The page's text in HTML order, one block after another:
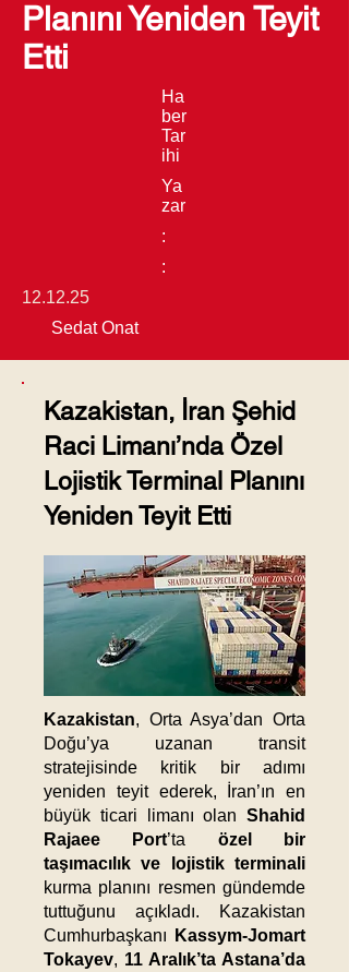
Planını Yeniden Teyit
Etti
Ha
ber
Tar
ihi
Ya
zar
:
:
12.12.25
Sedat Onat
Kazakistan, İran Şehid
Raci Limanı’nda Özel
Lojistik Terminal Planını
Yeniden Teyit Etti
Kazakistan, Orta Asya’dan Orta
Doğu’ya uzanan transit
stratejisinde kritik bir adımı
yeniden teyit ederek, İran’ın en
büyük ticari limanı olan Shahid
Rajaee Port’ta özel bir
taşımacılık ve lojistik terminali
kurma planını resmen gündemde
tuttuğunu açıkladı. Kazakistan
Cumhurbaşkanı Kassym-Jomart
Tokayev, 11 Aralık’ta Astana’da